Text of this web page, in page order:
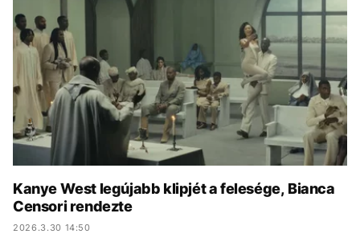
KÖZÉLET
ÉLETMÓD
BESZÉLGETÉSEK ARCOK
VIDEÓ TÖRTÉNETEK
GASZTRO
Kanye West legújabb klipjét a felesége, Bianca
Censori rendezte
2026.3.30 14:50